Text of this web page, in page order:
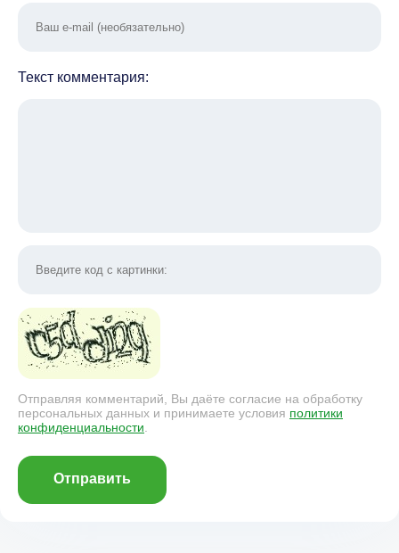
Текст комментария:
Отправляя комментарий, Вы даёте согласие на обработку
персональных данных и принимаете условия политики
конфиденциальности
Отправить